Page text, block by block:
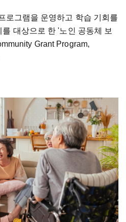
로그램을 운영하고 학습 기회를
대상으로 한 '노인 공동체 보
Grant Program,